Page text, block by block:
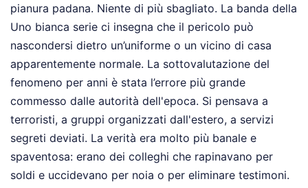
pianura padana. Niente di più sbagliato. La banda della
Uno bianca serie ci insegna che il pericolo può
nascondersi dietro un’uniforme o un vicino di casa
apparentemente normale. La sottovalutazione del
fenomeno per anni è stata l’errore più grande
commesso dalle autorità dell'epoca. Si pensava a
terroristi, a gruppi organizzati dall'estero, a servizi
segreti deviati. La verità era molto più banale e
spaventosa: erano dei colleghi che rapinavano per
soldi e uccidevano per noia o per eliminare testimoni.